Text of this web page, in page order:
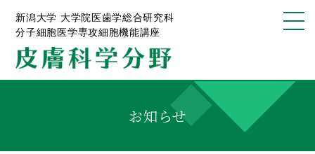
新潟大学 大学院医歯学総合研究科
分子細胞医学専攻細胞機能講座
お知らせ